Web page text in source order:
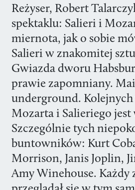
Reżyser, Robert
spektaklu: Salieri i
miernota, jak o sobie
Salieri w znakomitej
Gwiazda dworu
prawie zapomniany.
underground.
Mozarta i Salieriego jest
Szczególnie tych
buntowników: Kurt
Morrison, Janis Joplin,
Amy Winehouse. Każdy